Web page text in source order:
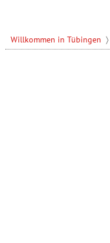
Willkommen in Tübingen